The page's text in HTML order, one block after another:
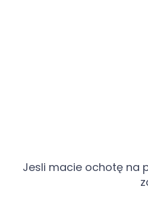
Jesli macie ochotę na